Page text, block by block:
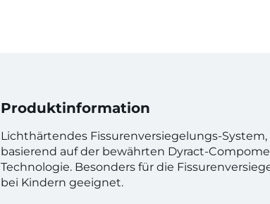
Produktinformation
Lichthärtendes Fissurenversiegelungs-System,
basierend auf der bewährten Dyract-
Technologie. Besonders für die
bei Kindern geeignet.